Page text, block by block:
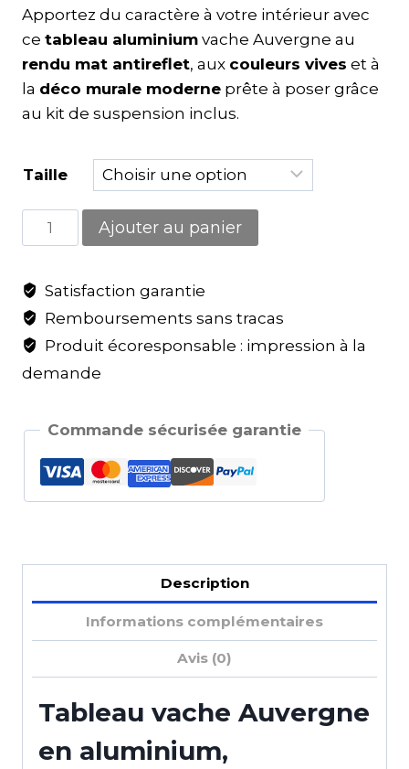
Apportez du caractère à votre intérieur avec
ce tableau aluminium vache Auvergne au
rendu mat antireflet, aux couleurs vives et à
la déco murale moderne prête à poser grâce
au kit de suspension inclus.
Taille
Ajouter au panier
Satisfaction garantie
Remboursements sans tracas
Produit écoresponsable : impression à la
demande
Commande sécurisée garantie
Description
Informations complémentaires
Avis (0)
Tableau vache Auvergne
en aluminium,